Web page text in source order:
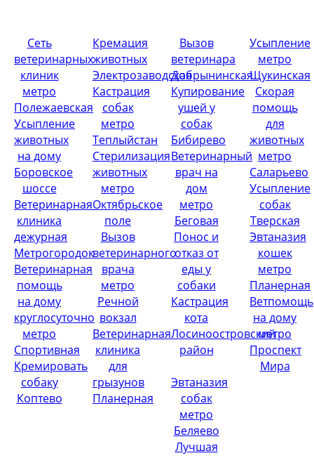
Сеть
ветеринарных
клиник
метро
Полежаевская
Усыпление
животных
на дому
Боровское
шоссе
Ветеринарная
клиника
дежурная
Метрогородок
Ветеринарная
помощь
на дому
круглосуточно
метро
Спортивная
Кремировать
собаку
Коптево
Кремация
животных
Электрозаводская
Кастрация
собак
метро
Теплыйстан
Стерилизация
животных
метро
Октябрьское
поле
Вызов
ветеринарного
врача
метро
Речной
вокзал
Ветеринарная
клиника
для
грызунов
Планерная
Вызов
ветеринара
Добрынинская
Купирование
ушей у
собак
Бибирево
Ветеринарный
врач на
дом
метро
Беговая
Понос и
отказ от
еды у
собаки
Кастрация
кота
Лосиноостровский
район
Усыпление
метро
Щукинская
Скорая
помощь
для
животных
метро
Саларьево
Усыпление
собак
Тверская
Эвтаназия
кошек
метро
Планерная
Ветпомощь
на дому
метро
Проспект
Мира
Эвтаназия
собак
метро
Беляево
Лучшая